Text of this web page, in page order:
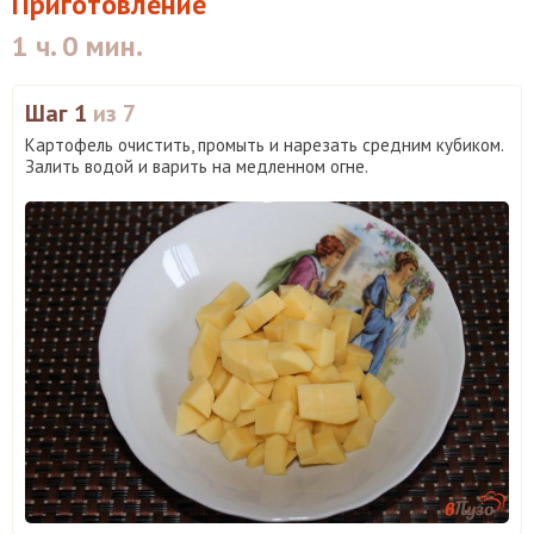
1 ч. 0 мин.
Шаг 1 из 7
Картофель очистить, промыть и нарезать средним кубиком.
Залить водой и варить на медленном огне.